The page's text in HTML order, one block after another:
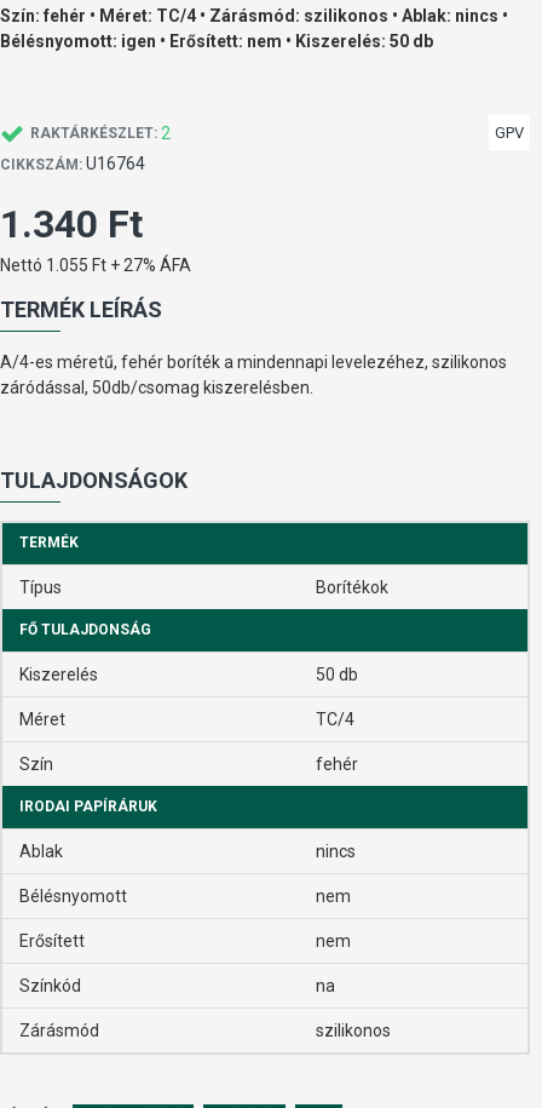
Szín: fehér • Méret: TC/4 • Zárásmód: szilikonos • Ablak: nincs •
Bélésnyomott: igen • Erősített: nem • Kiszerelés: 50 db
RAKTÁRKÉSZLET: 2
CIKKSZÁM: U16764
GPV
1.340 Ft
Nettó 1.055 Ft + 27% ÁFA
TERMÉK LEÍRÁS
A/4-es méretű, fehér boríték a mindennapi levelezéhez, szilikonos
záródással, 50db/csomag kiszerelésben.
TULAJDONSÁGOK
TERMÉK
Típus Borítékok
FŐ TULAJDONSÁG
Kiszerelés 50 db
Méret TC/4
Szín fehér
IRODAI PAPÍRÁRUK
Ablak nincs
Bélésnyomott nem
Erősített nem
Színkód na
Zárásmód szilikonos